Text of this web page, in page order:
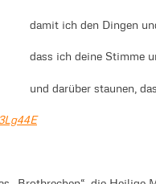
und
Stimme unter
dass du ein